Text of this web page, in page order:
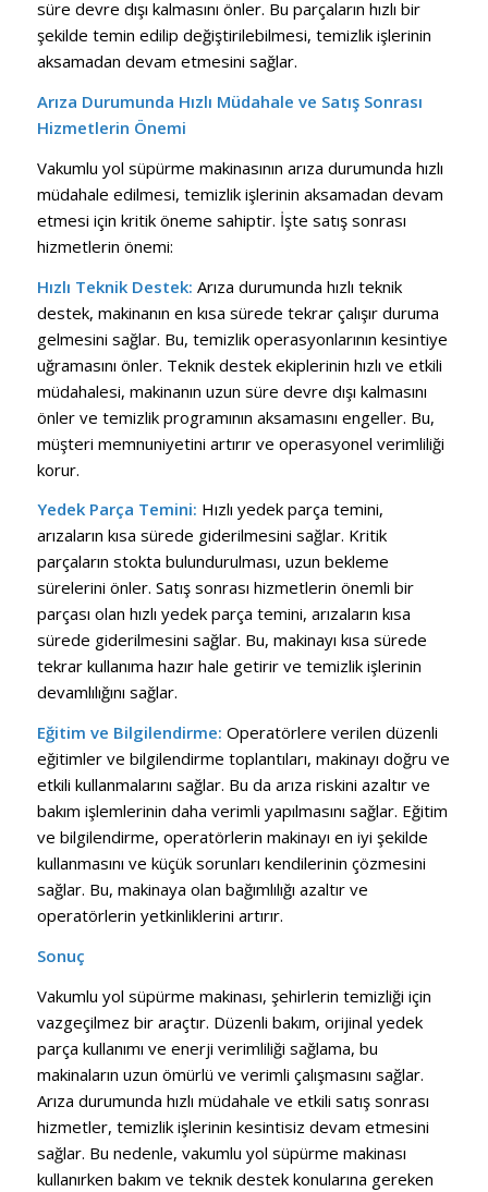
süre devre dışı kalmasını önler. Bu parçaların hızlı bir
şekilde temin edilip değiştirilebilmesi, temizlik işlerinin
aksamadan devam etmesini sağlar.
Arıza Durumunda Hızlı Müdahale ve Satış Sonrası
Hizmetlerin Önemi
Vakumlu yol süpürme makinasının arıza durumunda hızlı
müdahale edilmesi, temizlik işlerinin aksamadan devam
etmesi için kritik öneme sahiptir. İşte satış sonrası
hizmetlerin önemi:
Hızlı Teknik Destek: Arıza durumunda hızlı teknik
destek, makinanın en kısa sürede tekrar çalışır duruma
gelmesini sağlar. Bu, temizlik operasyonlarının kesintiye
uğramasını önler. Teknik destek ekiplerinin hızlı ve etkili
müdahalesi, makinanın uzun süre devre dışı kalmasını
önler ve temizlik programının aksamasını engeller. Bu,
müşteri memnuniyetini artırır ve operasyonel verimliliği
korur.
Yedek Parça Temini: Hızlı yedek parça temini,
arızaların kısa sürede giderilmesini sağlar. Kritik
parçaların stokta bulundurulması, uzun bekleme
sürelerini önler. Satış sonrası hizmetlerin önemli bir
parçası olan hızlı yedek parça temini, arızaların kısa
sürede giderilmesini sağlar. Bu, makinayı kısa sürede
tekrar kullanıma hazır hale getirir ve temizlik işlerinin
devamlılığını sağlar.
Eğitim ve Bilgilendirme: Operatörlere verilen düzenli
eğitimler ve bilgilendirme toplantıları, makinayı doğru ve
etkili kullanmalarını sağlar. Bu da arıza riskini azaltır ve
bakım işlemlerinin daha verimli yapılmasını sağlar. Eğitim
ve bilgilendirme, operatörlerin makinayı en iyi şekilde
kullanmasını ve küçük sorunları kendilerinin çözmesini
sağlar. Bu, makinaya olan bağımlılığı azaltır ve
operatörlerin yetkinliklerini artırır.
Sonuç
Vakumlu yol süpürme makinası, şehirlerin temizliği için
vazgeçilmez bir araçtır. Düzenli bakım, orijinal yedek
parça kullanımı ve enerji verimliliği sağlama, bu
makinaların uzun ömürlü ve verimli çalışmasını sağlar.
Arıza durumunda hızlı müdahale ve etkili satış sonrası
hizmetler, temizlik işlerinin kesintisiz devam etmesini
sağlar. Bu nedenle, vakumlu yol süpürme makinası
kullanırken bakım ve teknik destek konularına gereken